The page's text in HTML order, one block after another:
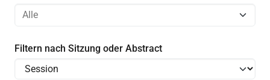
Filtern nach Sitzung oder Abstract